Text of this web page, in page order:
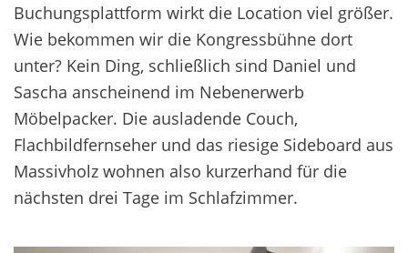
Buchungsplattform wirkt die Location viel größer.
Wie bekommen wir die Kongressbühne dort
unter? Kein Ding, schließlich sind Daniel und
Sascha anscheinend im Nebenerwerb
Möbelpacker. Die ausladende Couch,
Flachbildfernseher und das riesige Sideboard aus
Massivholz wohnen also kurzerhand für die
nächsten drei Tage im Schlafzimmer.